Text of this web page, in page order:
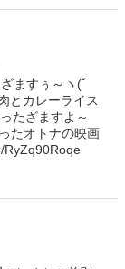
ますぅ～ヽ(ﾟ
とカレーライス
たざますよ～
たオトナの映画
RyZq90Roqe